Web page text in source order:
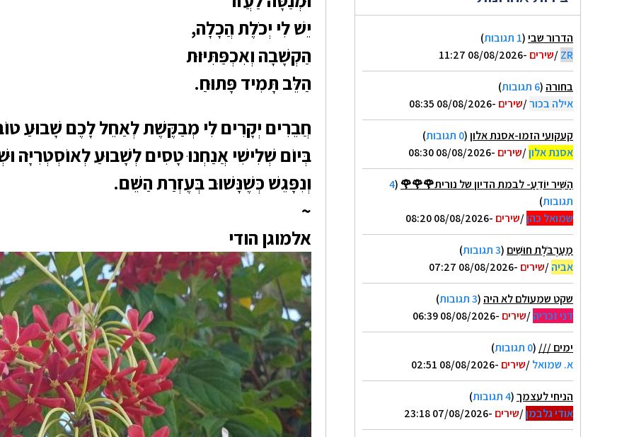
הדרור שבי(1 תגובות
)
ZR
/שירים -08/08/2026 11:27
בחורה (6 תגובות
)
אילה בכור/שירים -08/08/2026 08:35
קעקועי הזמו-אסנת אלון(0 תגובות
)
אסנת אלון/שירים -08/08/2026 08:30
הַשִּׁיר יוֹדֵעַ- לבמת הדיון של נורית🌹🌹🌹 (
4
תגובות)
שמואל כהן/שירים -08/08/2026 08:20
מַעַרְבֹּלֶת חוּשִׁים (3 תגובות
)
אביה/שירים -08/08/2026 07:27
שקט שמעולם לא היה (3 תגובות
)
דני זכריה/שירים -08/08/2026 06:39
ימים ///(0 תגובות
)
א. שמואל/שירים -08/08/2026 02:51
הניחי לעצמך(4 תגובות
)
אודי גלבמן/שירים -07/08/2026 23:18
יֵשׁ לִי יְכֹלֶת הֲכָלָה,
הַקְשָׁבָה וְאִכְפַּתִּיּוּת
הַלֵּב תָּמִיד פָּתוּחַ.
חֲבֵרִים יְקָרִים לִי מְבַקֶּשֶׁת לְאַחֵל לָכֶם שָׁבוּעַ
בְּיוֹם שְׁלִישִׁי אֲנַחְנוּ טָסִים לְשָׁבוּעַ לְאוֹסְטְרִיָּה
וְנִפָּגֵשׁ כְּשֶׁנָּשׁוּב בְּעֶזְרַת הַשֵּׁם.
~
אלמוגן הודי